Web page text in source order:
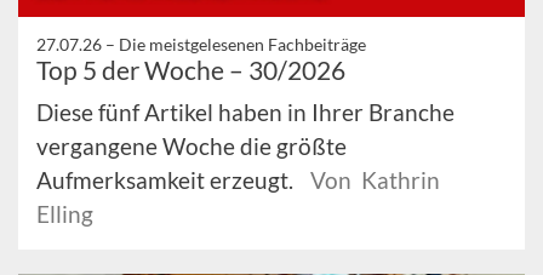
27.07.26 – Die meistgelesenen Fachbeiträge
Top 5 der Woche – 30/2026
Diese fünf Artikel haben in Ihrer Branche
vergangene Woche die größte
Aufmerksamkeit erzeugt.
Von Kathrin
Elling